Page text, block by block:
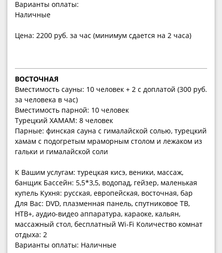
Варианты оплаты:
Наличные
Цена: 2200 руб. за час (минимум сдается на 2 часа)
ВОСТОЧНАЯ
Вместимость сауны: 10 человек + 2 с доплатой (300 руб.
за человека в час)
Вместимость парной: 10 человек
Турецкий ХАМАМ: 8 человек
Парные: финская сауна с гималайской солью, турецкий
хамам с подогретым мраморным столом и лежаком из
гальки и гималайской соли
К Вашим услугам: турецкая кисэ, веники, массаж,
банщик Бассейн: 5,5*3,5, водопад, гейзер, маленькая
купель Кухня: русская, европейская, восточная, бар
Для Вас: DVD, плазменная панель, спутниковое ТВ,
НТВ+, аудио-видео аппаратура, караоке, кальян,
массажный стол, бесплатный Wi-Fi Количество комнат
отдыха: 2
Варианты оплаты: Наличные